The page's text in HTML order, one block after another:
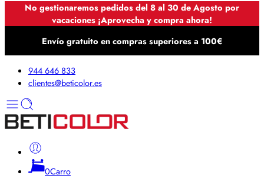
No gestionaremos pedidos del 8 al 30 de Agosto por
vacaciones ¡Aprovecha y compra ahora!
Envío gratuito en compras superiores a 100€
944 646 833
clientes@beticolor.es
0Carro